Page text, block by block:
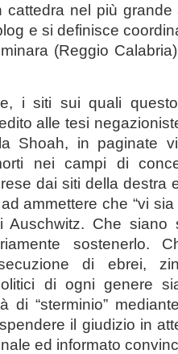
nel più grande
e si definisce
(Reggio
i siti sui quali
alle tesi
Shoah, in paginate
nei campi di
dai siti della destra
ammettere che “vi
Che siano
sostenerlo.
di ebrei,
di ogni genere
di “sterminio”
il giudizio in
ed informato